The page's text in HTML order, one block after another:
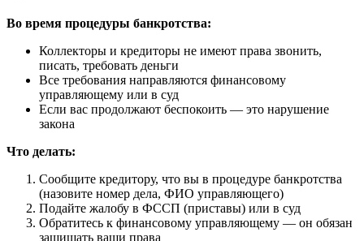
Во время процедуры банкротства:
Коллекторы и кредиторы не имеют права звонить,
писать, требовать деньги
Все требования направляются финансовому
управляющему или в суд
Если вас продолжают беспокоить — это нарушение
закона
Что делать:
Сообщите кредитору, что вы в процедуре банкротства
(назовите номер дела, ФИО управляющего)
Подайте жалобу в ФССП (приставы) или в суд
Обратитесь к финансовому управляющему — он обязан
защищать ваши права